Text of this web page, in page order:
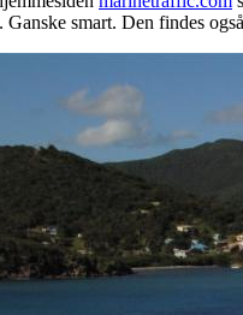
Ganske smart. Den findes